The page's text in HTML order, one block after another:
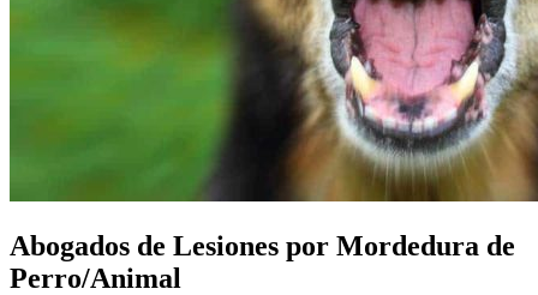
Abogados de Lesiones por Mordedura de
Perro/Animal